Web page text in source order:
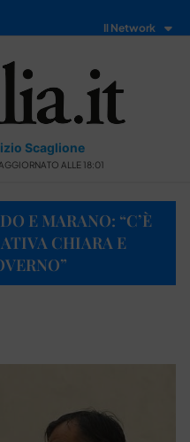
Il Network
Scaglione
ALLE 18:01
E MARANO: “C’È
CHIARA E